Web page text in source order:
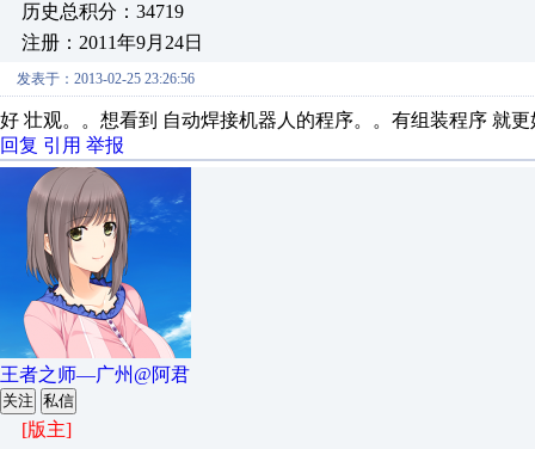
历史总积分：34719
注册：2011年9月24日
发表于：2013-02-25 23:26:56
好 壮观。。想看到 自动焊接机器人的程序。。有组装程序 就更
回复 引用 举报
王者之师—广州@阿君
关注 私信
[版主]